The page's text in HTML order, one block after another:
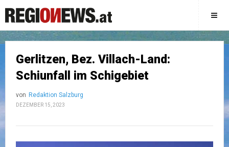
Gerlitzen, Bez. Villach-Land:
Schiunfall im Schigebiet
von Redaktion Salzburg
DEZEMBER 15, 2023